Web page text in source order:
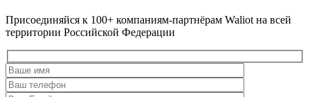
Присоединяйся к 100+ компаниям-партнёрам Waliot на всей
территории Российской Федерации